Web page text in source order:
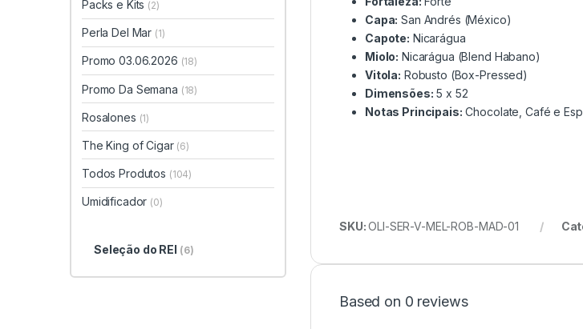
Capa: San Andrés (México)
Capote: Nicarágua
Miolo: Nicarágua (Blend Habano)
Vitola: Robusto (Box-Pressed)
Dimensões: 5 x 52
Notas Principais: Chocolate, Café e
SKU:OLI-SER-V-MEL-ROB-MAD-01
Based on 0 reviews
Packs e Kits (2)
Perla Del Mar (1)
Promo 03.06.2026 (18)
Promo Da Semana (18)
Rosalones (1)
The King of Cigar (6)
Todos Produtos (104)
Umidificador (0)
Seleção do REI (6)